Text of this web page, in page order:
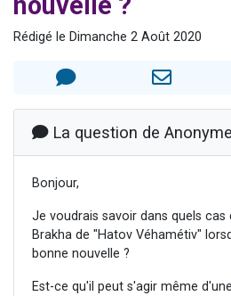
30 personnes viennent de
Il reste 49 places
Rédigé le Dimanche 2 Août 2020
La question de Anonyme
Bonjour,
Je voudrais savoir dans quels
Brakha de "Hatov Véhamétiv"
bonne nouvelle ?
Est-ce qu'il peut s'agir même